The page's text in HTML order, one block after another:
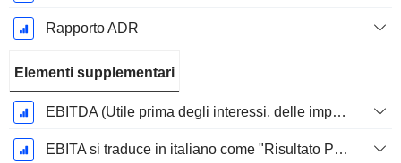
Rapporto ADR
Elementi supplementari
EBITDA (Utile prima degli interessi, delle imposte, del deprezzamento e dell'ammortamento)
EBITA si traduce in italiano come "Risultato Prima di Interessi, Tasse e Ammortamenti".